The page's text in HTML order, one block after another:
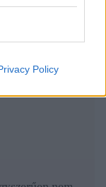
Policy
drágább